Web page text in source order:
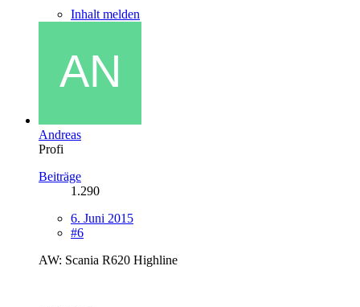
Inhalt melden
Andreas
Profi
Beiträge
1.290
6. Juni 2015
#6
AW: Scania R620 Highline